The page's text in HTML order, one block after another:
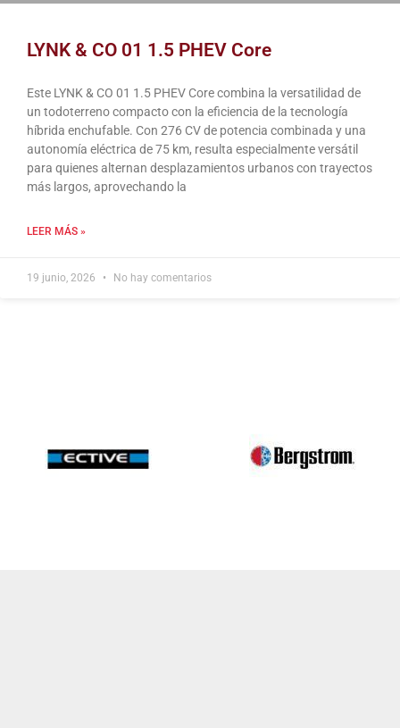
LYNK & CO 01 1.5 PHEV Core
Este LYNK & CO 01 1.5 PHEV Core combina la versatilidad de
un todoterreno compacto con la eficiencia de la tecnología
híbrida enchufable. Con 276 CV de potencia combinada y una
autonomía eléctrica de 75 km, resulta especialmente versátil
para quienes alternan desplazamientos urbanos con trayectos
más largos, aprovechando la
LEER MÁS »
19 junio, 2026 No hay comentarios